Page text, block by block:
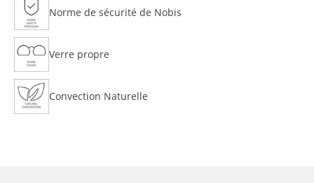
Norme de sécurité de Nobis
Verre propre
Convection Naturelle